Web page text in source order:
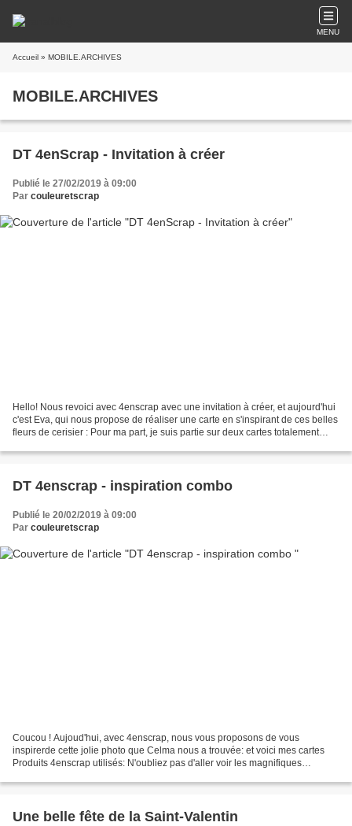
MENU
Accueil » MOBILE.ARCHIVES
MOBILE.ARCHIVES
DT 4enScrap - Invitation à créer
Publié le 27/02/2019 à 09:00
Par couleuretscrap
Hello! Nous revoici avec 4enscrap avec une invitation à créer, et aujourd'hui
c'est Eva, qui nous propose de réaliser une carte en s'inspirant de ces belles
fleurs de cerisier : Pour ma part, je suis partie sur deux cartes totalement
DT 4enscrap - inspiration combo
Publié le 20/02/2019 à 09:00
Par couleuretscrap
Coucou ! Aujoud'hui, avec 4enscrap, nous vous proposons de vous
inspirerde cette jolie photo que Celma nous a trouvée: et voici mes cartes
Produits 4enscrap utilisés: N'oubliez pas d'aller voir les magnifiques
Une belle fête de la Saint-Valentin